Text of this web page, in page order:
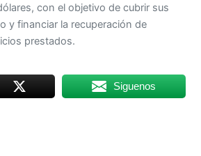
con el objetivo de cubrir sus
y financiar la recuperación de
prestados.
Siguenos